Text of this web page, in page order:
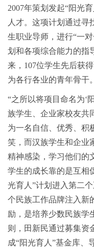
2007年策划发起“阳光
人才。这项计划通过寻
生职业导师，进行“一
划和各项综合能力的指
来，107位学生先后获
为各行各业的青年骨干。
“之所以将项目命名为‘
族学生、企业家校友共
为一名自信、优秀、积
笑，而汉族学生和企业
精神感染，学习他们的
学生的成长靠的是互相
光育人”计划进入第二
个民族工作品牌注入新
励，是培养少数民族学
则，田新民通过募集资
成“阳光育人”基金库、